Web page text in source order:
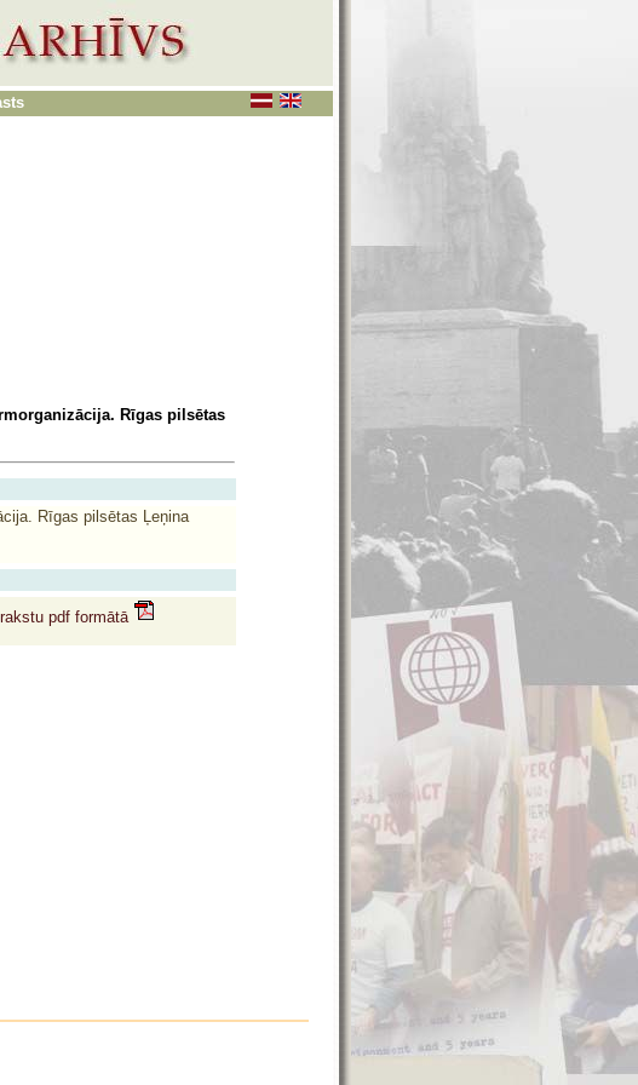
Rīgas pilsētas
Rīgas pilsētas Ļeņina
pdf formātā